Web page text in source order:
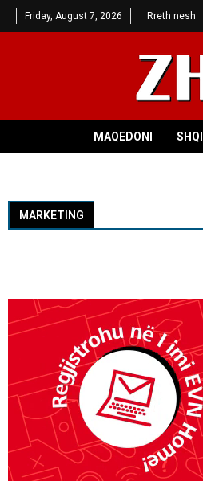
Friday, August 7, 2026 Rreth nesh
MAQEDONI
MARKETING